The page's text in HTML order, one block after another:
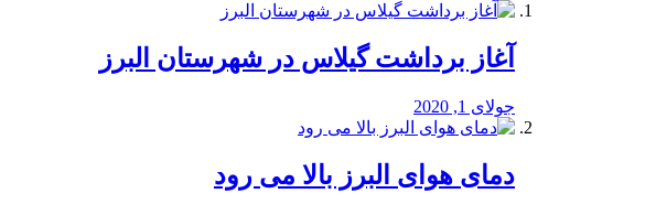
آغاز برداشت گیلاس در شهرستان البرز
جولای 1, 2020
دمای هوای البرز بالا می رود